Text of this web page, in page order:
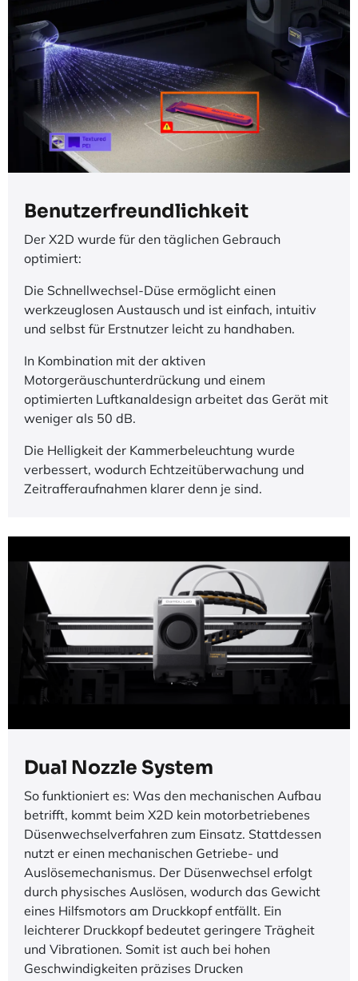
Benutzerfreundlichkeit
Der X2D wurde für den täglichen Gebrauch
optimiert:
Die Schnellwechsel-Düse ermöglicht einen
werkzeuglosen Austausch und ist einfach, intuitiv
und selbst für Erstnutzer leicht zu handhaben.
In Kombination mit der aktiven
Motorgeräuschunterdrückung und einem
optimierten Luftkanaldesign arbeitet das Gerät mit
weniger als 50 dB.
Die Helligkeit der Kammerbeleuchtung wurde
verbessert, wodurch Echtzeitüberwachung und
Zeitrafferaufnahmen klarer denn je sind.
Dual Nozzle System
So funktioniert es: Was den mechanischen Aufbau
betrifft, kommt beim X2D kein motorbetriebenes
Düsenwechselverfahren zum Einsatz. Stattdessen
nutzt er einen mechanischen Getriebe- und
Auslösemechanismus. Der Düsenwechsel erfolgt
durch physisches Auslösen, wodurch das Gewicht
eines Hilfsmotors am Druckkopf entfällt. Ein
leichterer Druckkopf bedeutet geringere Trägheit
und Vibrationen. Somit ist auch bei hohen
Geschwindigkeiten präzises Drucken